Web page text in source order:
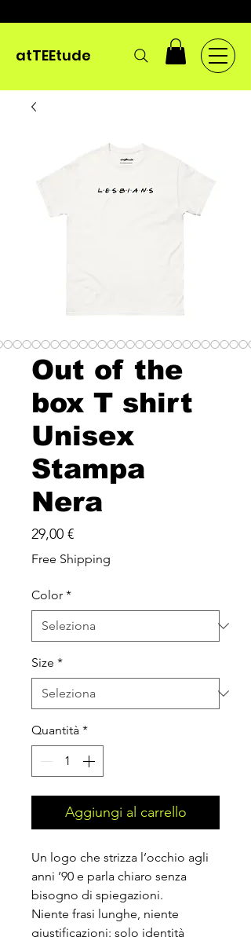
atTEEtude
Out of the
box T shirt
Unisex
Stampa
Nera
29,00 €Prezzo
Free Shipping
Color *
Size *
Quantità *
Aggiungi al carrello
Un logo che strizza l’occhio agli
anni ’90 e parla chiaro senza
bisogno di spiegazioni.
Niente frasi lunghe, niente
giustificazioni: solo identità